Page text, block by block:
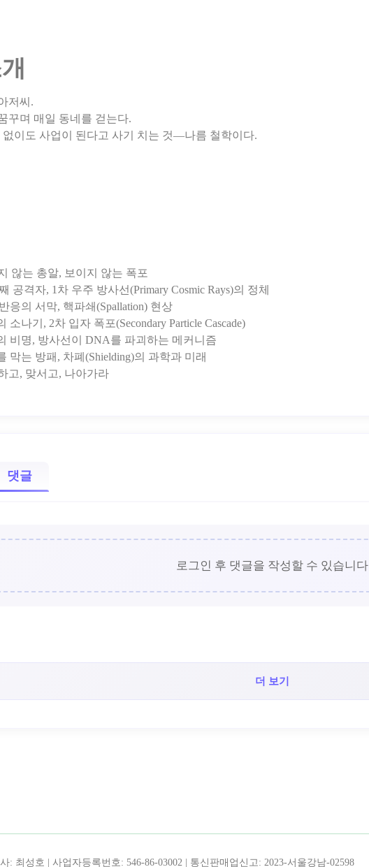
저씨.
꾸며 매일 동네를 걷는다.
않는 총알, 보이지 않는 폭포
공격자, 1차 우주 방사선(Primary Cosmic Rays)의 정체
응의 서막, 핵파쇄(Spallation) 현상
소나기, 2차 입자 폭포(Secondary Particle Cascade)
비명, 방사선이 DNA를 파괴하는 메커니즘
막는 방패, 차폐(Shielding)의 과학과 미래
댓글
로그인 후 댓글을 작성할 수 있습니다
더 보기